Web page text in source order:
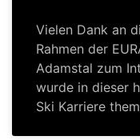
Vielen Dank an
Rahmen der
Adamstal zum
wurde in dieser
Ski Karriere